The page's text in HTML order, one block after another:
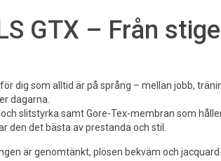
GTX – Från
dig som alltid är på språng – mellan jobb,
dagarna.
slitstyrka samt Gore-Tex-membran som
den det bästa av prestanda och stil.
är genomtänkt, plösen bekväm och